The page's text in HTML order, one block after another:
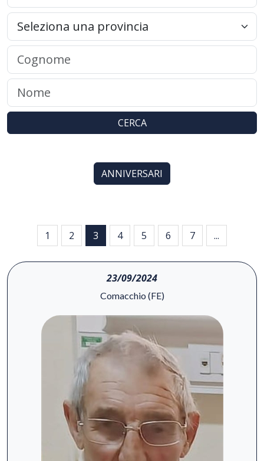
CERCA
ANNIVERSARI
1 2 3 4 5 6 7 ...
23/09/2024
Comacchio (FE)